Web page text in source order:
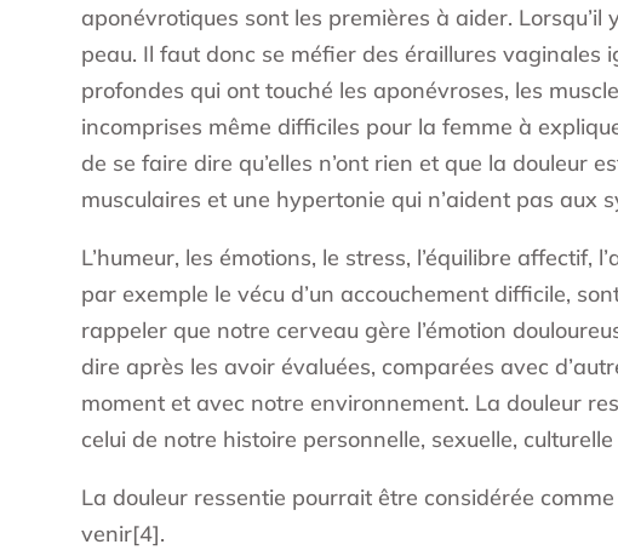
aponévrotiques sont les premières à aider.
peau. Il faut donc se méfier des éraillures vaginales
profondes qui ont touché les aponévroses, les
incomprises même difficiles pour la femme à
de se faire dire qu’elles n’ont rien et que la douleur
musculaires et une hypertonie qui n’aident pas aux
L’humeur, les émotions, le stress, l’équilibre affectif,
par exemple le vécu d’un accouchement difficile,
rappeler que notre cerveau gère l’émotion
dire après les avoir évaluées, comparées avec
moment et avec notre environnement. La douleur
celui de notre histoire personnelle, sexuelle, culturelle
La douleur ressentie pourrait être considérée
venir[4].